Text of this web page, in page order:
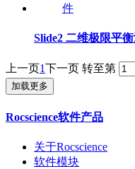
Slide2 二维极限平
上一页1下一页 转至第
加载更多
Rocscience软件产品
关于Rocscience
软件模块